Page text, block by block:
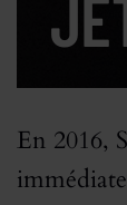
En 2016,